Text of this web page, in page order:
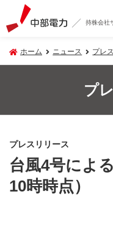
持株会社
ホーム ニュース プレ
プ
プレスリリース
台風4号によ
10時時点）